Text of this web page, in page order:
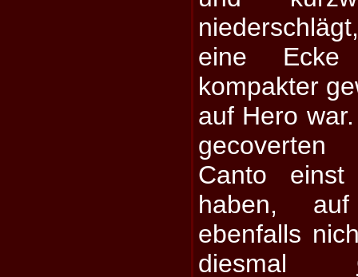
eine Ecke
kompakter
auf Hero
Canto einst
haben,
ebenfalls
diesmal